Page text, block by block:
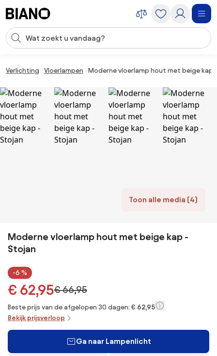
Zoekopdracht invoeren
Verlichting Vloerlampen Moderne vloerlamp hout met beige kap
Toon alle media (4)
Moderne vloerlamp hout met beige kap -
Stojan
-6 %
€ 62,95€ 66,95
Beste prijs van de afgelopen 30 dagen: € 62,95
Bekijk prijsverloop
Ga naar Lampenlicht